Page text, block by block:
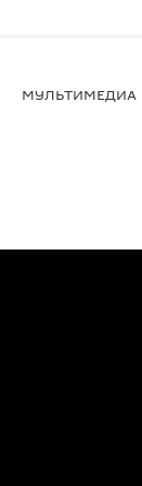
МУЛЬТИМЕДИА